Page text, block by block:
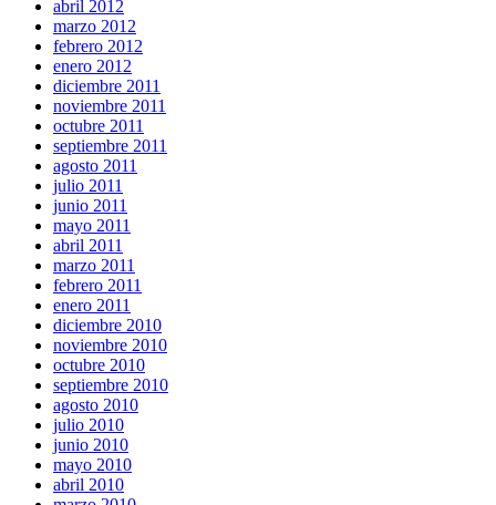
abril 2012
marzo 2012
febrero 2012
enero 2012
diciembre 2011
noviembre 2011
octubre 2011
septiembre 2011
agosto 2011
julio 2011
junio 2011
mayo 2011
abril 2011
marzo 2011
febrero 2011
enero 2011
diciembre 2010
noviembre 2010
octubre 2010
septiembre 2010
agosto 2010
julio 2010
junio 2010
mayo 2010
abril 2010